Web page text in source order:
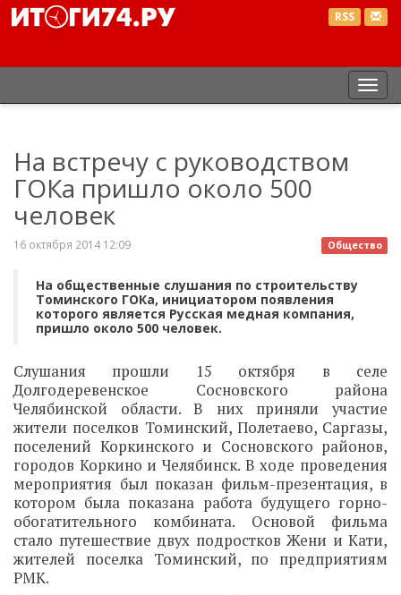
RSS
На встречу с руководством
ГОКа пришло около 500
человек
Общество
16 октября 2014 12:09
На общественные слушания по строительству
Томинского ГОКа, инициатором появления
которого является Русская медная компания,
пришло около 500 человек.
Слушания прошли 15 октября в селе
Долгодеревенское Сосновского района
Челябинской области. В них приняли участие
жители поселков Томинский, Полетаево, Саргазы,
поселений Коркинского и Сосновского районов,
городов Коркино и Челябинск. В ходе проведения
мероприятия был показан фильм-презентация, в
котором была показана работа будущего горно-
обогатительного комбината. Основой фильма
стало путешествие двух подростков Жени и Кати,
жителей поселка Томинский, по предприятиям
РМК.